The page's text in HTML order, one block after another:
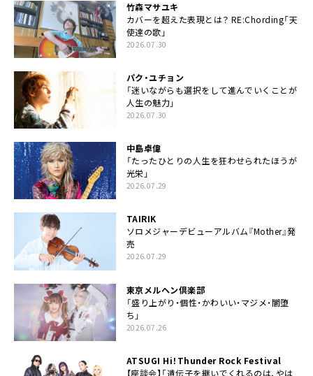
竹森マサユキ
カバーを超えた表現とは？ RE:Chording「天
使達の歌」
2026.07.30
パク・ユチョン
「迷いながらも選択をして進んでいくことが
人生の魅力」
2026.07.30
中島卓偉
「たったひとりの人生を狂わせられたほうが
光栄」
2026.07.29
TAIRIK
ソロメジャーデビューアルバム『Mother』発
売
2026.07.29
東京メルヘン倶楽部
「盛り上がり・個性・かわいい・マジメ・闇堕
ち」
2026.07.26
ATSUGI Hi！Thunder Rock Festival
【座談会】「遺伝子を継いでくれるのは、やは